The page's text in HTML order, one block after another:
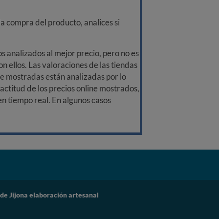
compra del producto, analices si
analizados al mejor precio, pero no es
ellos. Las valoraciones de las tiendas
mostradas están analizadas por lo
de los precios online mostrados,
tiempo real. En algunos casos
de Jijona elaboración artesanal